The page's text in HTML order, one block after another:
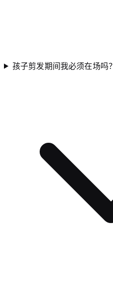
孩子剪发期间我必须在场吗？